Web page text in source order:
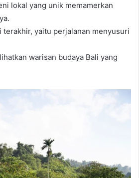
lokal yang unik memamerkan
terakhir, yaitu perjalanan menyusuri
warisan budaya Bali yang